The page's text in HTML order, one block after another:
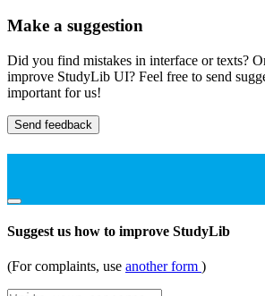
Make a suggestion
Did you find mistakes in interface or texts?
improve StudyLib UI? Feel free to send
important for us!
Send feedback
Suggest us how to improve StudyLib
(For complaints, use another form )